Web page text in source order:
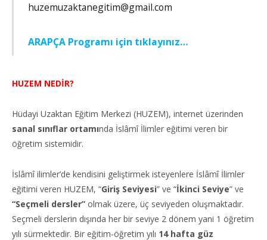
huzemuzaktanegitim@gmail.com
ARAPÇA Programı için tıklayınız…
HUZEM NEDİR?
Hüdayi Uzaktan Eğitim Merkezi (HUZEM), internet üzerinden
sanal sınıflar ortamında İslâmî İlimler eğitimi veren bir
öğretim sistemidir.
İslâmî ilimler’de kendisini geliştirmek isteyenlere İslâmî İlimler
eğitimi veren HUZEM, “Giriş Seviyesi” ve “İkinci Seviye” ve
“Seçmeli dersler” olmak üzere, üç seviyeden oluşmaktadır.
Seçmeli derslerin dışında her bir seviye 2 dönem yani 1 öğretim
yılı sürmektedir. Bir eğitim-öğretim yılı 14 hafta güz